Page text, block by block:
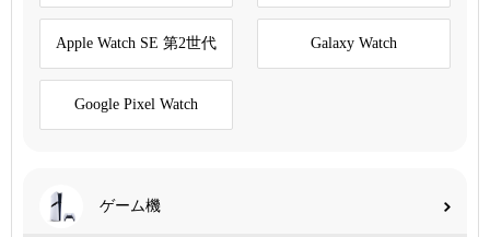
Apple Watch SE 第2世代 Galaxy Watch
Google Pixel Watch
ゲーム機